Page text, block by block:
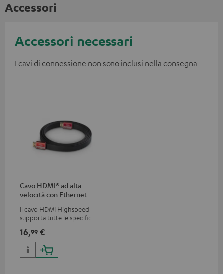
Accessori
Accessori necessari
I cavi di connessione non sono inclusi nella consegna
Cavo HDMI® ad alta
velocità con Ethernet
Il cavo HDMI Highspeed
supporta tutte le specifiche
16,99 €